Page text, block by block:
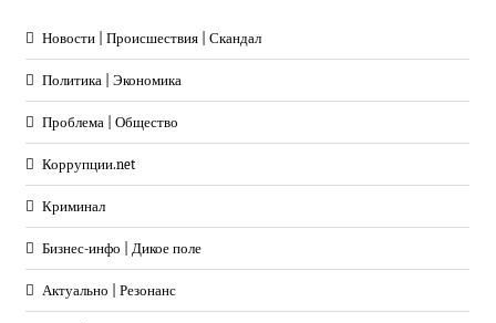
Новости | Происшествия | Скандал
Политика | Экономика
Проблема | Общество
Коррупции.net
Криминал
Бизнес-инфо | Дикое поле
Актуально | Резонанс